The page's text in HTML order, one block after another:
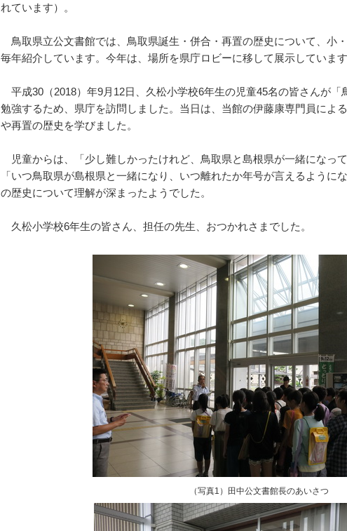
れています）。
鳥取県立公文書館では、鳥取県誕生・併合・再置の歴史について、小
毎年紹介しています。今年は、場所を県庁ロビーに移して展示していま
平成30（2018）年9月12日、久松小学校6年生の児童45名の皆さんが「
勉強するため、県庁を訪問しました。当日は、当館の伊藤康専門員によ
や再置の歴史を学びました。
児童からは、「少し難しかったけれど、鳥取県と島根県が一緒になっ
「いつ鳥取県が島根県と一緒になり、いつ離れたか年号が言えるように
の歴史について理解が深まったようでした。
久松小学校6年生の皆さん、担任の先生、おつかれさまでした。
（写真1）田中公文書館長のあいさつ